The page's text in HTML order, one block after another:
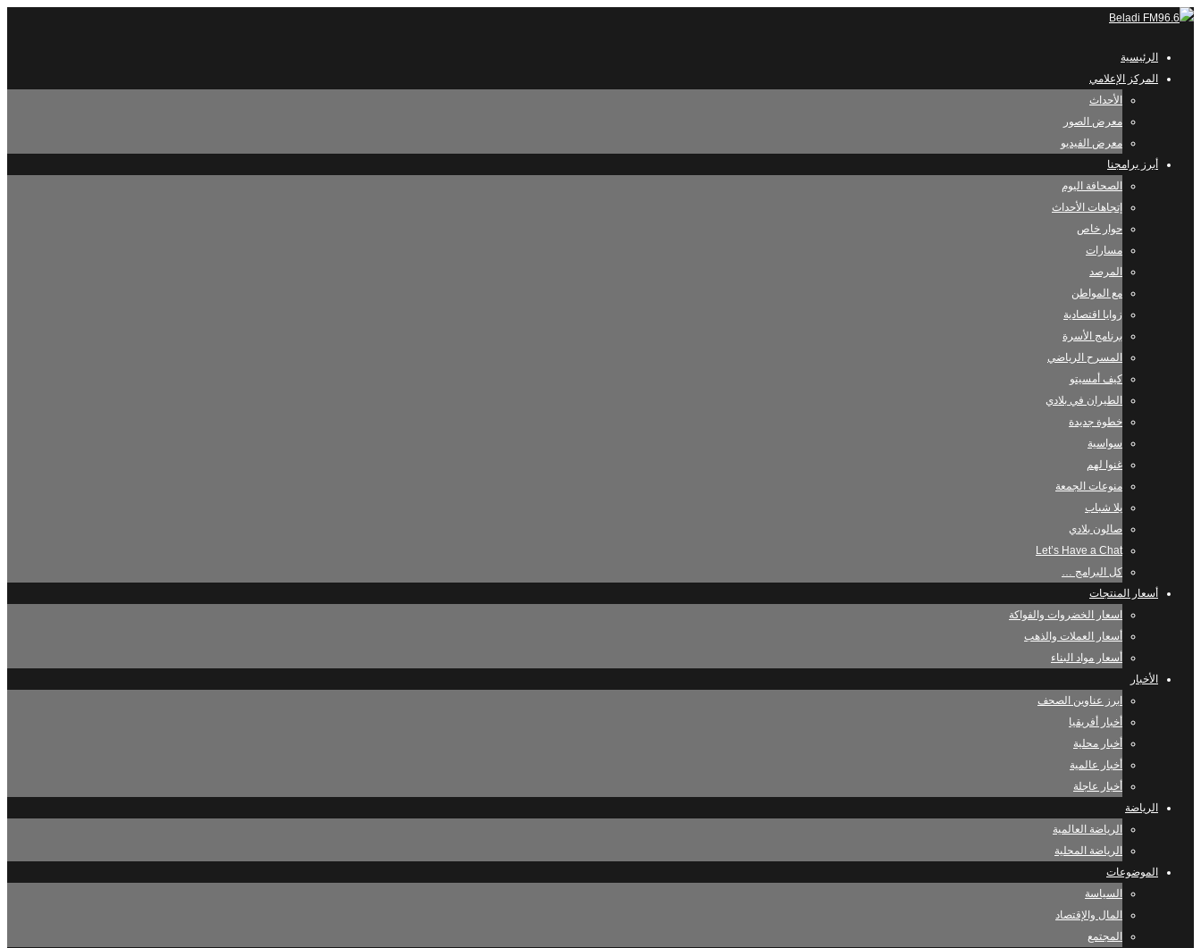
الرئيسية
المركز الإعلامي
الأحداث
معرض الصور
معرض الفيديو
أبرز برامجنا
الصحافة اليوم
إتجاهات الأحداث
حوار خاص
مسارات
المرصد
مع المواطن
زوايا اقتصادية
برنامج الأسرة
المسرح الرياضي
كيف أمسيتو
الطيران في بلادي
خطوة جديدة
سواسية
غنوا لهم
منوعات الجمعة
يلا شباب
صالون بلادي
Let’s Have a Chat
كل البرامج …
أسعار المنتجات
اسعار الخضروات والفواكة
أسعار العملات والذهب
أسعار مواد البناء
الأخبار
ابرز عناوين الصحف
أخبار أفريقيا
أخبار محلية
أخبار عالمية
أخبار عاجلة
الرياضة
الرياضة العالمية
الرياضة المحلية
الموضوعات
السياسة
المال والإقتصاد
المجتمع